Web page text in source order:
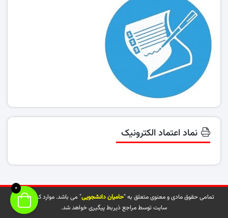
نماد اعتماد الکترونیک
تمامی حقوق مادی و معنوی متعلق به "حامیان دانشجویی" می باشد. موارد کپی شده از
سایت توسط مراجع ذیربط پیگیری خواهد شد.
0